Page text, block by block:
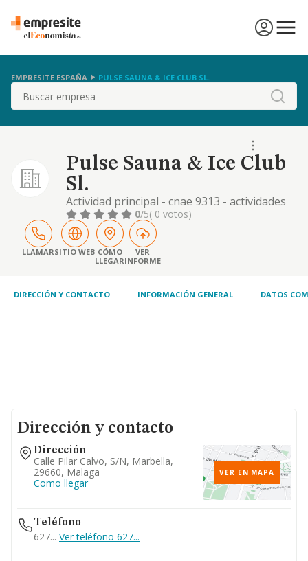
EMPRESITE ESPAÑA PULSE SAUNA & ICE CLUB SL.
Buscar
Pulse Sauna & Ice Club
Sl.
Actividad principal - cnae 9313 - actividades
de los centros deportivos: cnae 8551 -
educación deportiva y recreativa: quedan
expresamente excluidas todas aquellas
actividades que, conforme a la legislación
vigente, estén reservadas a entidades de
crédito o i
0/5( 0 votos)
LLAMARSITIO WEB CÓMO
LLEGAR
VER
INFORME
DIRECCIÓN Y CONTACTO INFORMACIÓN GENERAL DATOS
Dirección y contacto
Dirección
Calle Pilar Calvo, S/n, Marbella,
29660, Malaga
Como llegar
VER EN MAPA
Teléfono
627... Ver teléfono 627...